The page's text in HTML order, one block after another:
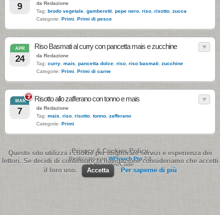
9
da Redazione
Tag: brodo vegetale gamberetti pepe nero riso risotto zucca
Categorie: Primi Primi di pesce
APR
24
Riso Basmati al curry con pancetta mais e zucchine
da Redazione
Tag: curry mais pancetta dolce riso riso basmati
zucchine
Categorie: Primi Primi di carne
2
MAR
7
Risotto allo zafferano con tonno e mais
da Redazione
Tag: mais riso risotto tonno zafferano
Categorie: Primi
Questo sito utilizza i cookie per migliorare servizi e esperienza dei
lettori. Se decidi di continuare la navigazione consideriamo che accetti
il loro uso.
Accetta Per saperne di più
Privacy & Cookies Policy
Realizzato conWPtouch Pro2.8
Di BraveNewCode